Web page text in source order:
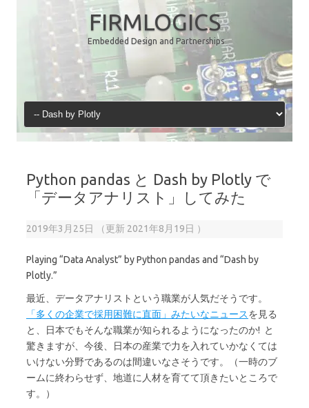
FIRMLOGICS
Embedded Design and Partnerships
Python pandas と Dash by Plotly で
「データアナリスト」してみた
2019年3月25日 （更新 2021年8月19日 ）
Playing “Data Analyst” by Python pandas and “Dash by
Plotly.”
最近、データアナリストという職業が人気だそうです。
「多くの企業で採用困難に直面」みたいなニュースを見る
と、日本でもそんな職業が知られるようになったのか! と
驚きますが、今後、日本の産業で力を入れていかなくては
いけない分野であるのは間違いなさそうです。（一時のブ
ームに終わらせず、地道に人材を育てて頂きたいところで
す。）